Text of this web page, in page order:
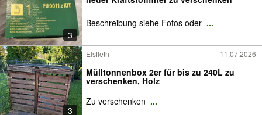
3
Beschreibung siehe Fotos oder ...
3
Elsfleth 11.07.2026
Mülltonnenbox 2er für bis zu 240L zu
verschenken, Holz
Zu verschenken ...